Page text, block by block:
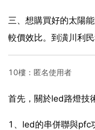
三、想購買好的太陽
較價效比。到潢川利
10樓：匿名使用者
首先，關於led路燈技
1、led的串併聯與pfc